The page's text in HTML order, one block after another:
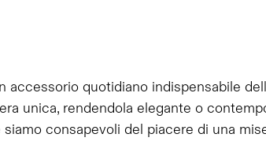
accessorio quotidiano indispensabile
unica, rendendola elegante o
siamo consapevoli del piacere di una